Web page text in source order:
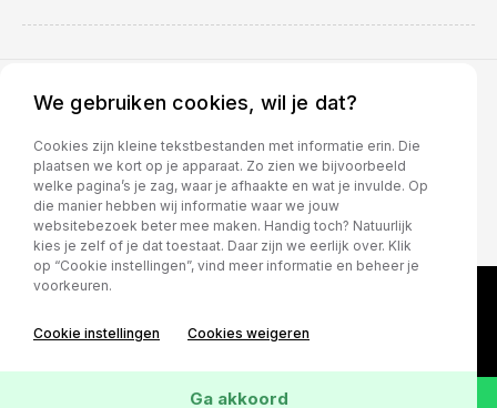
BOVAG voorwaarden
We gebruiken cookies, wil je dat?
Cookies zijn kleine tekstbestanden met informatie erin. Die
plaatsen we kort op je apparaat. Zo zien we bijvoorbeeld
welke pagina’s je zag, waar je afhaakte en wat je invulde. Op
die manier hebben wij informatie waar we jouw
websitebezoek beter mee maken. Handig toch? Natuurlijk
kies je zelf of je dat toestaat. Daar zijn we eerlijk over. Klik
op “Cookie instellingen”, vind meer informatie en beheer je
voorkeuren.
Cookie instellingen Cookies weigeren
Ga akkoord